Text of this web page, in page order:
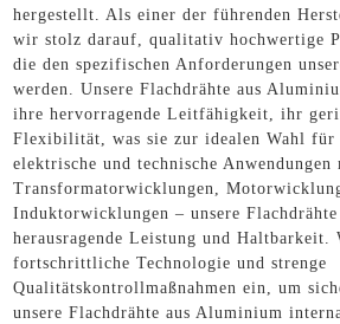
hergestellt. Als einer der führenden
wir stolz darauf, qualitativ hochwertige
die den spezifischen Anforderungen
werden. Unsere Flachdrähte aus
ihre hervorragende Leitfähigkeit, ihr
Flexibilität, was sie zur idealen Wahl für
elektrische und technische
Transformatorwicklungen,
Induktorwicklungen – unsere
herausragende Leistung und Haltbarkeit.
fortschrittliche Technologie und strenge
Qualitätskontrollmaßnahmen ein, um
unsere Flachdrähte aus Aluminium